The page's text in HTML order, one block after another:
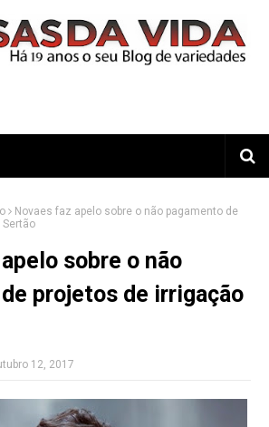
Novaes faz apelo sobre o não pagamento de
sobre o não
projetos de irrigação
12, 2017